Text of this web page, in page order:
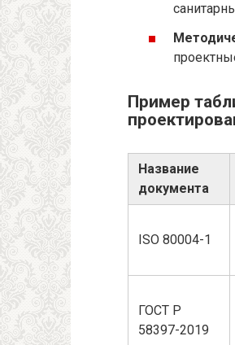
Пример
Название
документа
ISO 80004-1
ГОСТ Р
58397-2019